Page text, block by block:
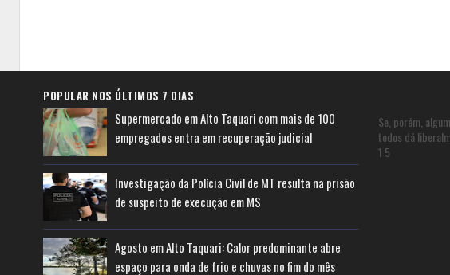
POPULAR NOS ÚLTIMOS 7 DIAS
Supermercado em Alto Taquari com mais de 100
empregados entra em recuperação judicial
Investigação da Polícia Civil de MT resulta na prisão
de suspeito de execução em MS
Agosto em Alto Taquari: Calor predominante abre
espaço para onda de frio e chuvas no fim do mês
Se, porém,
todos dá
1:5